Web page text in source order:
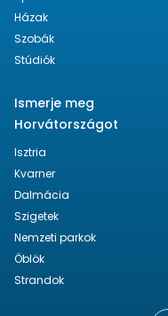
Házak
Szobák
Stúdiók
Ismerje meg
Horvátországot
Isztria
Kvarner
Dalmácia
Szigetek
Nemzeti parkok
Öblök
Strandok